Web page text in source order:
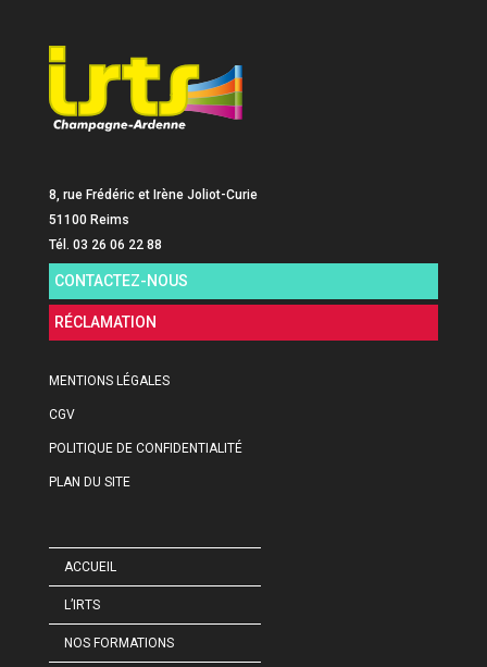
8, rue Frédéric et Irène Joliot-Curie
51100 Reims
Tél. 03 26 06 22 88
CONTACTEZ-NOUS
RÉCLAMATION
MENTIONS LÉGALES
CGV
POLITIQUE DE CONFIDENTIALITÉ
PLAN DU SITE
ACCUEIL
L’IRTS
NOS FORMATIONS